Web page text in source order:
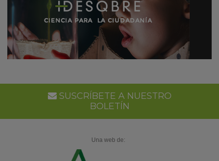
SUSCRÍBETE A NUESTRO
BOLETÍN
Una web de: